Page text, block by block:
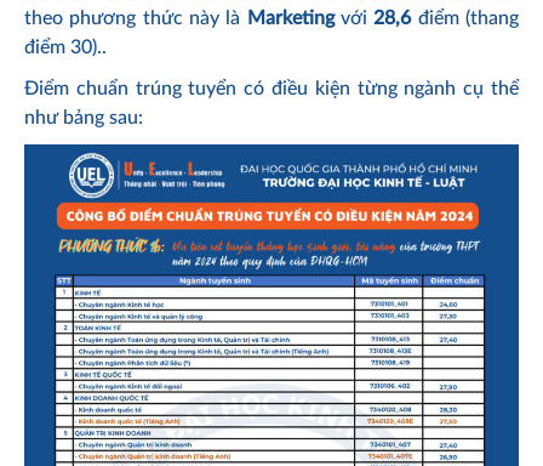
theo phương thức này là Marketingvới28,6 điểm (thang
điểm 30)..
Điểm chuẩn trúng tuyển có điều kiện từng ngành cụ thể
như bảng sau: